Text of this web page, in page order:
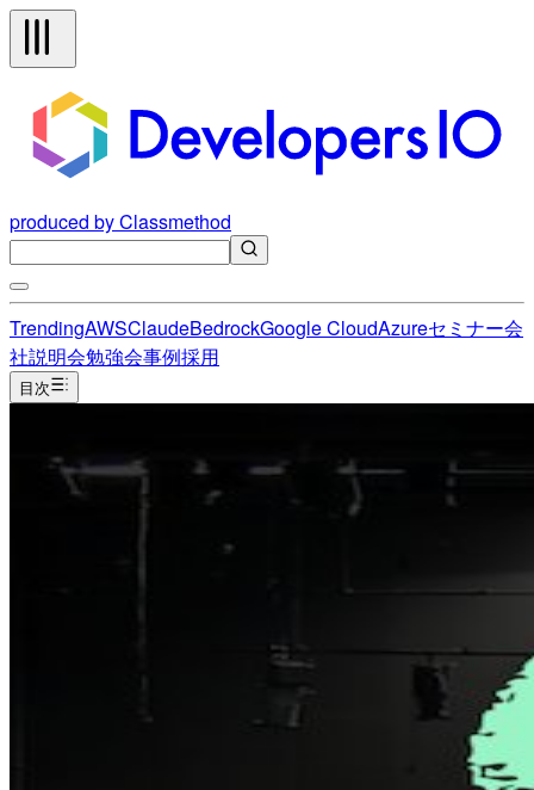
produced by Classmethod
TrendingAWSClaudeBedrockGoogle CloudAzureセミナー会
社説明会勉強会事例採用
目次